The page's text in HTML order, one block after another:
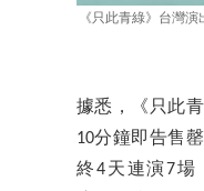
《只此青綠》台灣
據悉，《只此
10分鐘即告售
終4天連演7場